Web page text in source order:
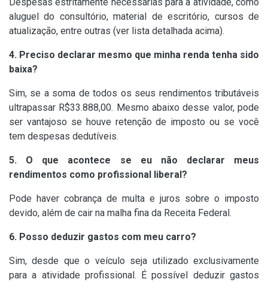
Despesas estritamente necessárias para a atividade, como
aluguel do consultório, material de escritório, cursos de
atualização, entre outras (ver lista detalhada acima).
4. Preciso declarar mesmo que minha renda tenha sido
baixa?
Sim, se a soma de todos os seus rendimentos tributáveis
ultrapassar R$33.888,00. Mesmo abaixo desse valor, pode
ser vantajoso se houve retenção de imposto ou se você
tem despesas dedutíveis.
5. O que acontece se eu não declarar meus
rendimentos como profissional liberal?
Pode haver cobrança de multa e juros sobre o imposto
devido, além de cair na malha fina da Receita Federal.
6. Posso deduzir gastos com meu carro?
Sim, desde que o veículo seja utilizado exclusivamente
para a atividade profissional. É possível deduzir gastos